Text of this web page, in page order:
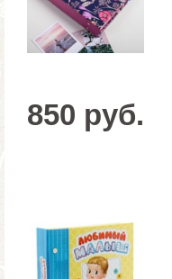
850 руб.